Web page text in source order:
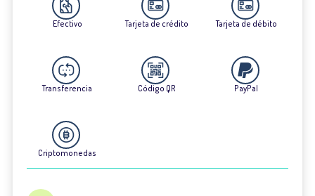
Efectivo Tarjeta de crédito Tarjeta de débito
Transferencia Código QR PayPal
Criptomonedas